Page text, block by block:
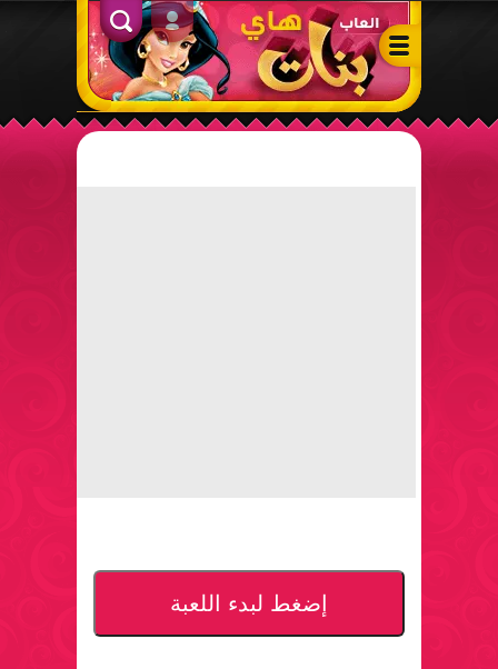
ألعاب بنات هاي – أفضل ألعاب تلبيس، مكياج، طبخ وأنشطة ممتعة
الدخول
إضغط لبدء اللعبة